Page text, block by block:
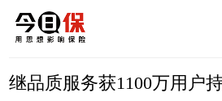
继品质服务获1100万用户